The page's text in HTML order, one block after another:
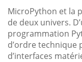
MicroPython et la
de deux univers.
programmation
d’ordre
d’interfaces